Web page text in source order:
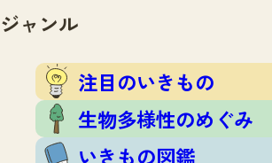
注目のいきもの
生物多様性のめぐみ
いきもの図鑑
おでかけコース
イベント
いきもの調査隊
調査レポート
マッチング
ジャンル
注目のいきもの
生物多様性のめぐみ
いきもの図鑑